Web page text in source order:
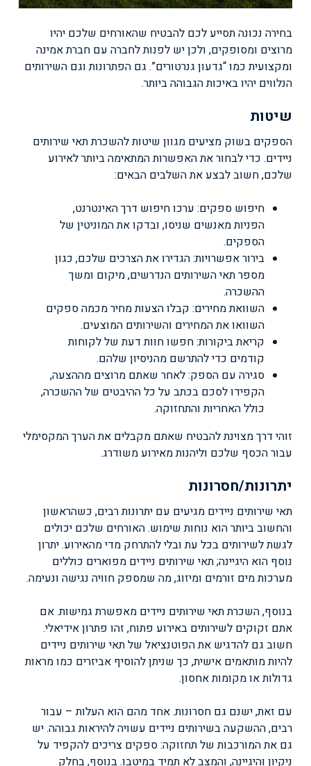
בחירה נכונה תסייע לכם להבטיח שהאורחים שלכם יהיו
מרוצים ומסופקים, ולכן יש לפנות לחברה עם חברת אמינה
ומקצועית כמו “גדעון גנרטורים”. גם הפתרונות וגם השירותים
הנלווים יהיו באיכות הגבוהה ביותר.
שיטות
הספקים בשוק מציעים מגוון שיטות להשכרת תאי שירותים
ניידים. כדי לבחור את האפשרות המתאימה ביותר לאירוע
שלכם, חשוב לבצע את השלבים הבאים:
חיפוש ספקים: ערכו חיפוש דרך האינטרנט,
הפניות מאנשים שניסו, ובדקו את המוניטין של
הספקים.
בירור אפשרויות: הגדירו את הצרכים שלכם, כגון
מספר תאי השירותים הנדרשים, מיקום ומשך
ההשכרה.
השוואת מחירים: קבלו הצעות מחיר מכמה ספקים
השוואו את המחירים והשירותים המוצעים.
קריאת ביקורות: חפשו חוות דעת של לקוחות
קודמים כדי להתרשם מהניסיון שלהם.
סגירה עם הספק: לאחר שאתם מרוצים מההצעה,
הקפידו לסכם בכתב על כל ההיבטים של ההשכרה,
כולל האחריות והתחזוקה.
זוהי דרך מצוינת להבטיח שאתם מקבלים את הערך המקסימלי
עבור הכסף שלכם וליהנות מאירוע משודרג.
יתרונות/חסרונות
תאי שירותים ניידים מגיעים עם יתרונות רבים, כשהראשון
והחשוב ביותר הוא נוחות שימוש. האורחים שלכם יכולים
לגשת לשירותים בכל עת ובלי להתרחק מדי מהאירוע. יתרון
נוסף הוא היגיינה; תאי שירותים ניידים מפוארים כוללים
מערכות מים זורמים ומיזוג, מה שמספק חוויה נגישה ונעימה.
בנוסף, השכרת תאי שירותים ניידים מאפשרת גמישות. אם
אתם זקוקים לשירותים באירוע פתוח, זהו פתרון אידיאלי.
חשוב גם להדגיש את הפוטנציאל של תאי שירותים ניידים
להיות מותאמים אישית, כך שניתן להוסיף אביזרים כמו מראות
גדולות או מקומות אחסון.
עם זאת, ישנם גם חסרונות. אחד מהם הוא העלות – עבור
רבים, ההשקעה בשירותים ניידים עשויה להיראות גבוהה. יש
גם את המורכבות של תחזוקה: ספקים צריכים להקפיד על
ניקיון והיגיינה, והמצב לא תמיד במיטבו. בנוסף, בחלק